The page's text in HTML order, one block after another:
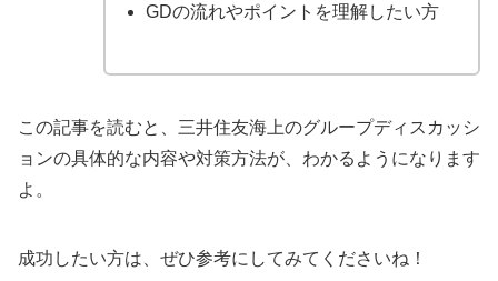
GDの流れやポイントを理解したい方
この記事を読むと、三井住友海上のグループディスカッシ
ョンの具体的な内容や対策方法が、わかるようになります
よ。
成功したい方は、ぜひ参考にしてみてくださいね！